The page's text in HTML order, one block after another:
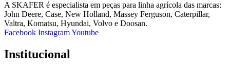
A SKAFER é especialista em peças para linha agrícola das marcas:
John Deere, Case, New Holland, Massey Ferguson, Caterpillar,
Valtra, Komatsu, Hyundai, Volvo e Doosan.
Facebook InstagramYoutube
Institucional